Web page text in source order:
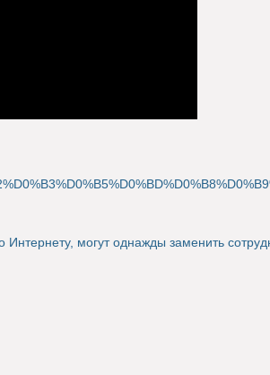
Интернету, могут однажды заменить